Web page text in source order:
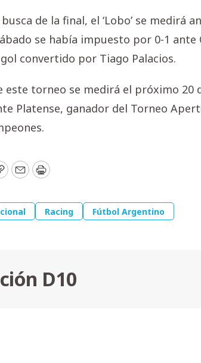
de la final, el ‘Lobo’ se medirá
se había impuesto por 0-1
convertido por Tiago Palacios.
este torneo se medirá el próximo 20
Platense, ganador del Torneo
EmailPrint
Racing Fútbol Argentino
D10